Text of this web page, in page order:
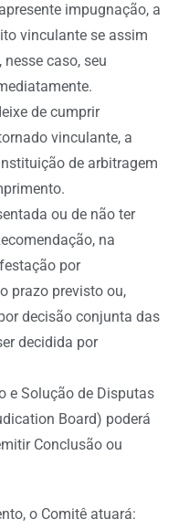
impugnação, a
vinculante se assim
caso, seu
de cumprir
vinculante, a
de arbitragem
ou de não ter
na
por
prazo previsto ou,
decisão conjunta das
decidida por
e Solução de Disputas
Board) poderá
Conclusão ou
o Comitê atuará: